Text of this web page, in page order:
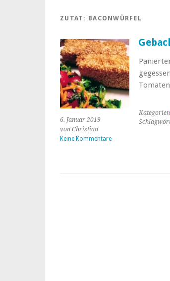
ZUTAT: BACONWÜRFEL
6. Januar 2019
von Christian
Keine Kommentare